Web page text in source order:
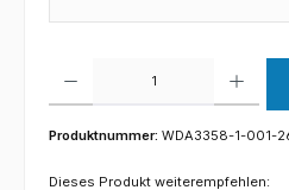
Produktnummer: WDA3358-1-001-
Dieses Produkt weiterempfehlen: